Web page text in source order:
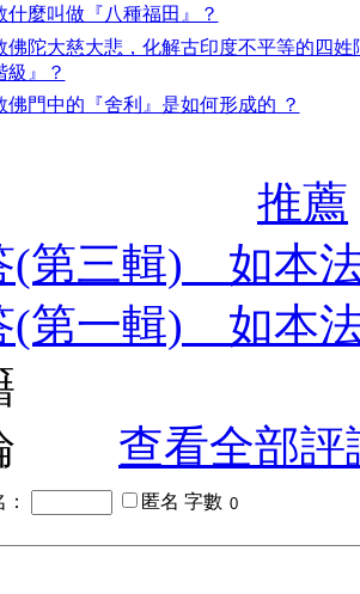
什麼叫做『八種福田』？
佛陀大慈大悲，化解古印度不平等的四姓
級』？
佛門中的『舍利』是如何形成的 ？
推薦
(第三輯) 如本
(第一輯) 如本
查看全部評
： 匿名 字數